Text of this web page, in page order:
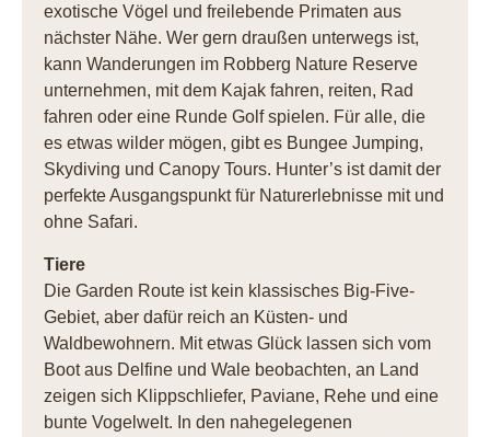
exotische Vögel und freilebende Primaten aus
nächster Nähe. Wer gern draußen unterwegs ist,
kann Wanderungen im Robberg Nature Reserve
unternehmen, mit dem Kajak fahren, reiten, Rad
fahren oder eine Runde Golf spielen. Für alle, die
es etwas wilder mögen, gibt es Bungee Jumping,
Skydiving und Canopy Tours. Hunter’s ist damit der
perfekte Ausgangspunkt für Naturerlebnisse mit und
ohne Safari.
Tiere
Die Garden Route ist kein klassisches Big-Five-
Gebiet, aber dafür reich an Küsten- und
Waldbewohnern. Mit etwas Glück lassen sich vom
Boot aus Delfine und Wale beobachten, an Land
zeigen sich Klippschliefer, Paviane, Rehe und eine
bunte Vogelwelt. In den nahegelegenen